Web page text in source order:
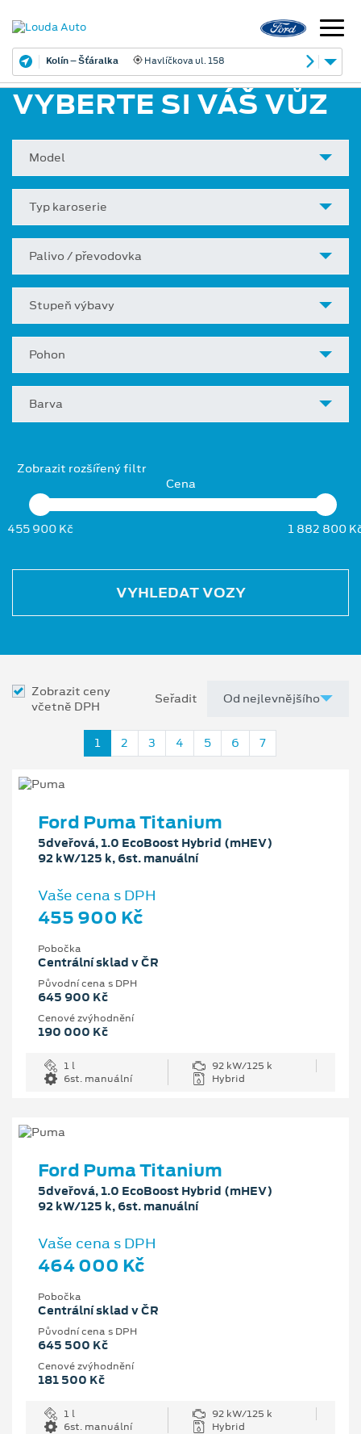
Kolín – Šťáralka Havlíčkova ul. 158
VYBERTE SI VÁŠ VŮZ
Model
Typ karoserie
Palivo / převodovka
Stupeň výbavy
Pohon
Barva
Zobrazit rozšířený filtr
Cena
455 900 Kč 1 882 800
VYHLEDAT VOZY
Zobrazit ceny
včetně DPH
Seřadit
1 2 3 4 5 6 7
Ford Puma Titanium
5dveřová, 1.0 EcoBoost Hybrid (mHEV)
92 kW/125 k, 6st. manuální
Vaše cena s DPH
455 900 Kč
Pobočka
Centrální sklad v ČR
Původní cena s DPH
645 900 Kč
Cenové zvýhodnění
190 000 Kč
1 l
92 kW/125 k
6st. manuální
Hybrid
Ford Puma Titanium
5dveřová, 1.0 EcoBoost Hybrid (mHEV)
92 kW/125 k, 6st. manuální
Vaše cena s DPH
464 000 Kč
Pobočka
Centrální sklad v ČR
Původní cena s DPH
645 500 Kč
Cenové zvýhodnění
181 500 Kč
1 l
92 kW/125 k
6st. manuální
Hybrid